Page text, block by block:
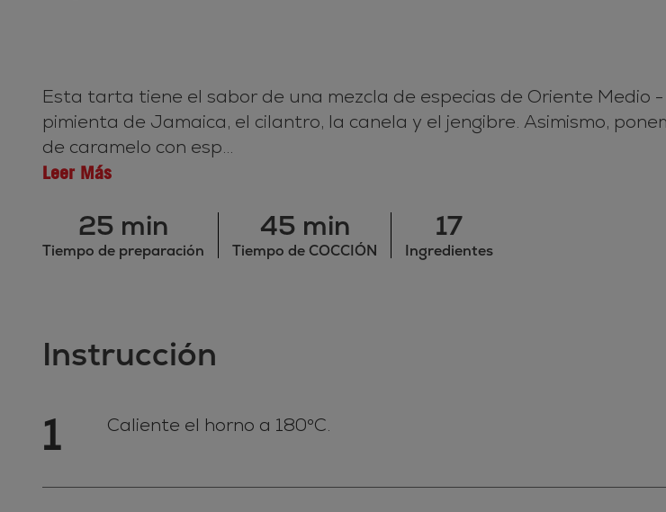
Esta tarta tiene el sabor de una mezcla de especias de Oriente Medio
pimienta de Jamaica, el cilantro, la canela y el jengibre. Asimismo,
de caramelo con esp...
Leer Más
25 min
Tiempo de preparación
45 min
Tiempo de COCCIÓN
17
Ingredientes
Instrucción
1 Caliente el horno a 180°C.